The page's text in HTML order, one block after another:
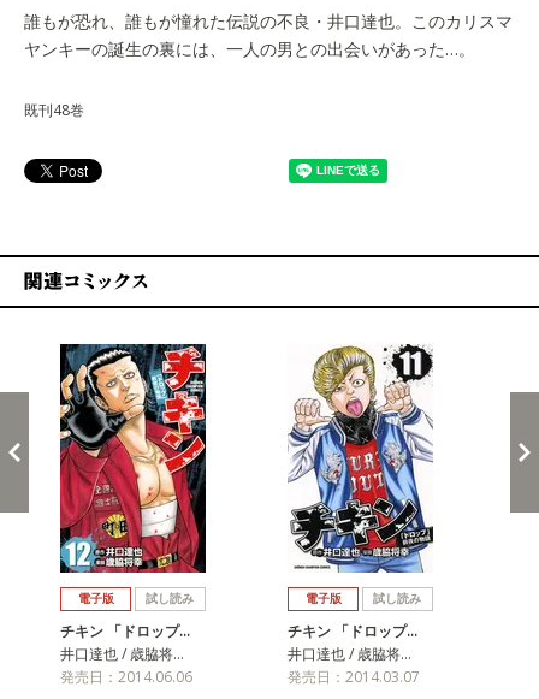
誰もが恐れ、誰もが憧れた伝説の不良・井口達也。このカリスマ
ヤンキーの誕生の裏には、一人の男との出会いがあった…。
既刊48巻
電子版 試し読み
チキン 「ドロップ…
井口達也 / 歳脇将…
発売日：2014.06.06
電子版 試し読み
チキン 「ドロップ…
井口達也 / 歳脇将…
発売日：2014.03.07